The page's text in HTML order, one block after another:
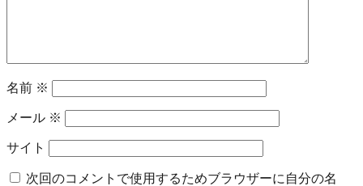
名前 ※
メール ※
サイト
次回のコメントで使用するためブラウザーに自分の名